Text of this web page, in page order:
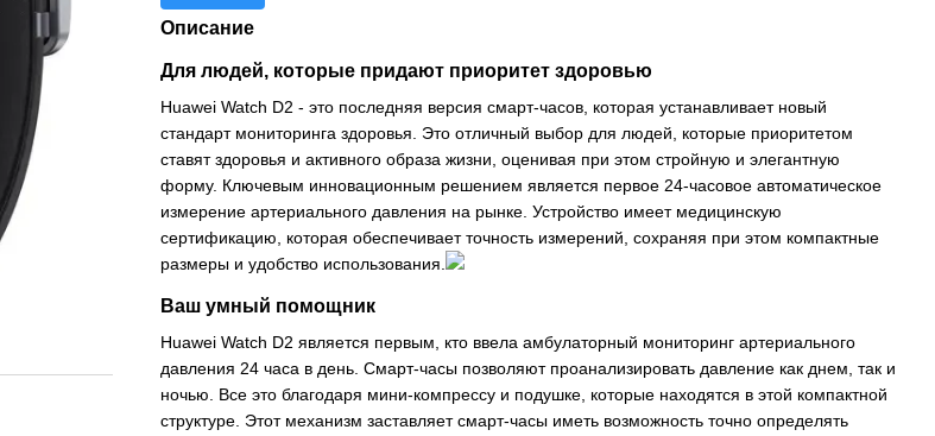
Описание
Для людей, которые придают приоритет здоровью
Huawei Watch D2 - это последняя версия смарт-часов, которая устанавливает новый
стандарт мониторинга здоровья. Это отличный выбор для людей, которые приоритетом
ставят здоровья и активного образа жизни, оценивая при этом стройную и элегантную
форму. Ключевым инновационным решением является первое 24-часовое автоматическое
измерение артериального давления на рынке. Устройство имеет медицинскую
сертификацию, которая обеспечивает точность измерений, сохраняя при этом компактные
размеры и удобство использования.
Ваш умный помощник
Huawei Watch D2 является первым, кто ввела амбулаторный мониторинг артериального
давления 24 часа в день. Смарт-часы позволяют проанализировать давление как днем, так и
ночью. Все это благодаря мини-компрессу и подушке, которые находятся в этой компактной
структуре. Этот механизм заставляет смарт-часы иметь возможность точно определять